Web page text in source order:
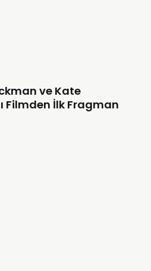
ve Kate
Filmden İlk Fragman